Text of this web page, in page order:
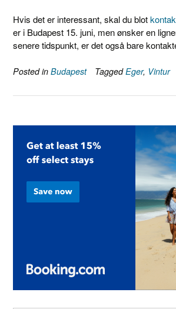
Hvis det er interessant, skal du blot
er i Budapest 15. juni, men ønsker en
senere tidspunkt, er det også bare
Posted in Budapest TaggedEger, Vintur